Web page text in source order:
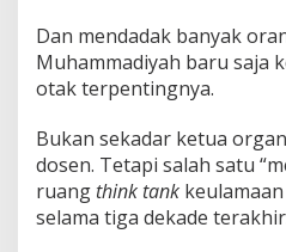
Dan mendadak banyak
Muhammadiyah baru saja
otak terpentingnya.
Bukan sekadar ketua
dosen. Tetapi salah satu
ruang think tank
selama tiga dekade